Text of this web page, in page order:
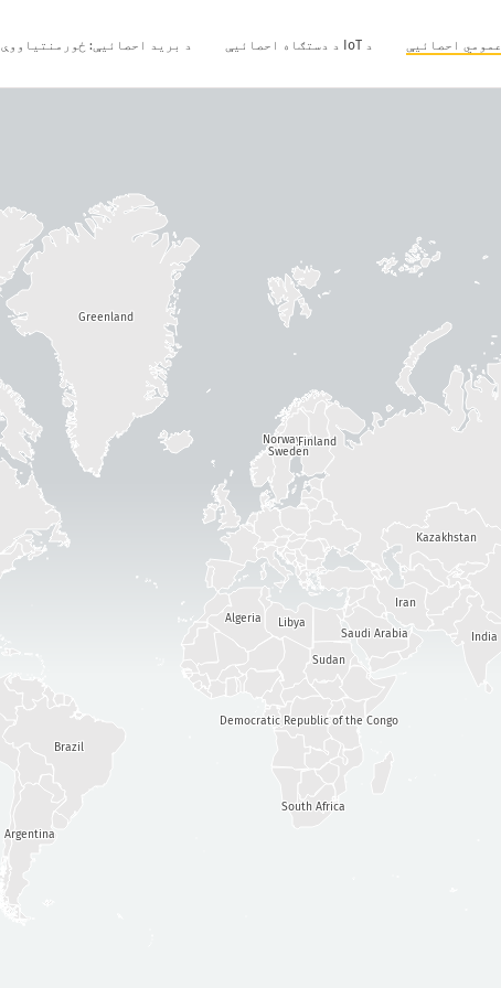
عمومي احصائیې د IoT د دستګاه احصائیې د برید احصائیې: ځورمنتیاووې
Argentina
India
Democratic Republic of the Congo
South Africa
Kazakhstan
Brazil
Norway
Sweden
Finland
Libya
Sudan
Iran
Saudi Arabia
Algeria
Greenland